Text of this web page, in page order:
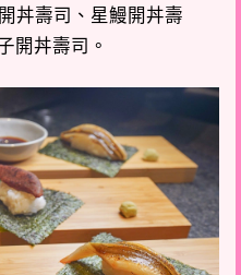
丼壽司、星鰻開丼壽
開丼壽司。